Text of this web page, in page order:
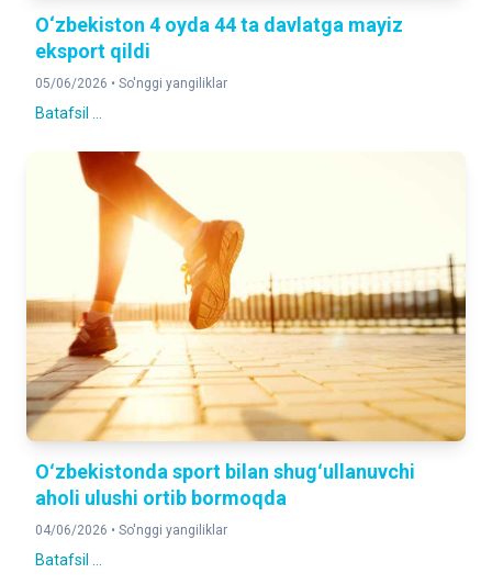
O‘zbekiston 4 oyda 44 ta davlatga mayiz
eksport qildi
05/06/2026 • So'nggi yangiliklar
Batafsil ...
Oʻzbekistonda sport bilan shugʻullanuvchi
aholi ulushi ortib bormoqda
04/06/2026 • So'nggi yangiliklar
Batafsil ...